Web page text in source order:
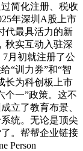
简化注册、税收
年深圳A股上市
代最具活力的新
秋实互动入驻深
7月初就注册了公
“训力券”和“智
长为科创板上市
个一”政策。这不
立了教育布景、
统。无论是顶尖
。帮帮企业链接
Person